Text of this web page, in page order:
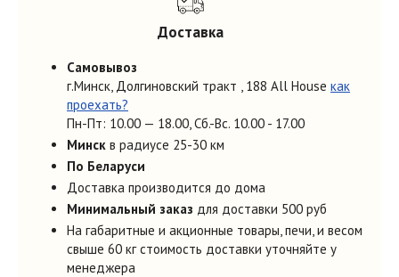
Доставка
Самовывоз
г.Минск, Долгиновский тракт , 188 All House как
проехать?
Пн-Пт: 10.00 — 18.00, Cб.-Вс. 10.00 - 17.00
Минск в радиусе 25-30 км
По Беларуси
Доставка производится до дома
Минимальный заказ для доставки 500 руб
На габаритные и акционные товары, печи, и весом
свыше 60 кг стоимость доставки уточняйте у
менеджера